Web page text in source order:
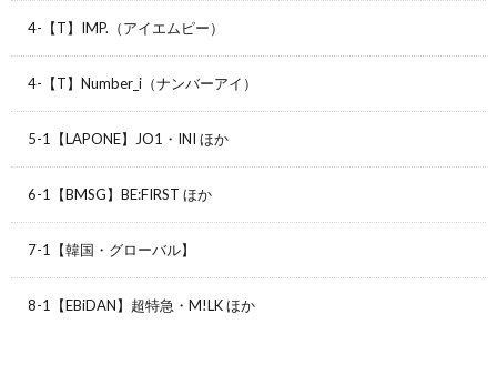
4-【T】IMP.（アイエムピー）
4-【T】Number_i（ナンバーアイ）
5-1【LAPONE】JO1・INI ほか
6-1【BMSG】BE:FIRST ほか
7-1【韓国・グローバル】
8-1【EBiDAN】超特急・M!LK ほか